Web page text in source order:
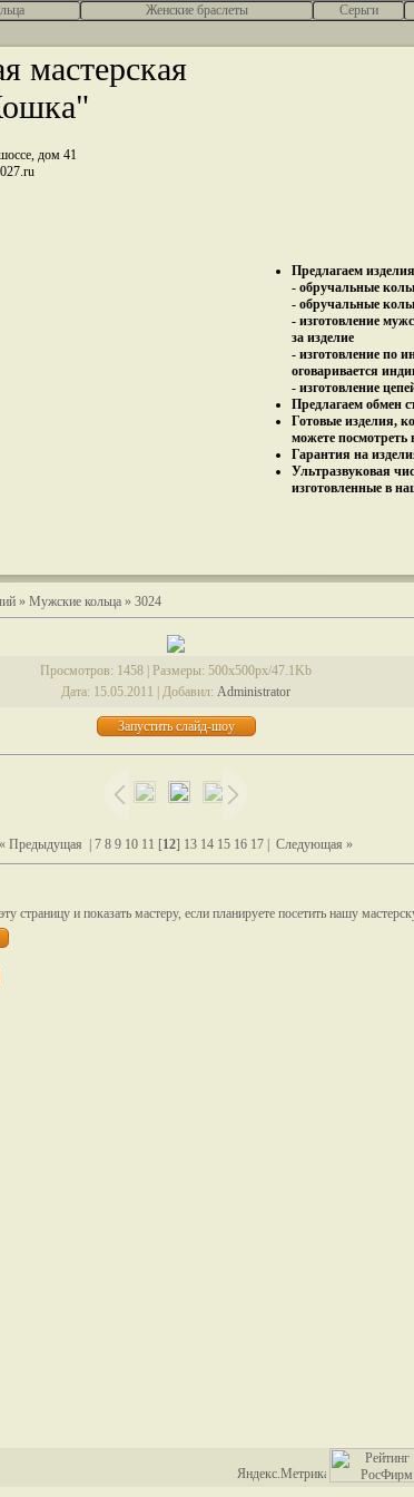
Женские браслеты Серьги
мастерская
дом 41
Предлагаем
- обручальные
- обручальные
- изготовление
за изделие
- изготовление по
оговаривается
- изготовление
Предлагаем обмен
Готовые изделия,
можете
Гарантия на
Ультразвуковая
изготовленные в
» Мужские кольца » 3024
Просмотров: 1458 | Размеры: 500x500px/47.1Kb
Дата: 15.05.2011 | Добавил: Administrator
« Предыдущая 7 8 9 10 11 [12] 13 14 15 16 17 Следующая »
страницу и показать мастеру, если планируете посетить нашу